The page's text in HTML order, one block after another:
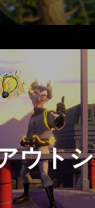
ウトシ